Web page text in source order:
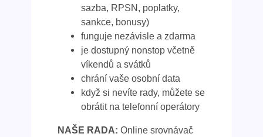
sazba, RPSN, poplatky,
sankce, bonusy)
funguje nezávisle a zdarma
je dostupný nonstop včetně
víkendů a svátků
chrání vaše osobní data
když si nevíte rady, můžete se
obrátit na telefonní operátory
NAŠE RADA: Online srovnávač